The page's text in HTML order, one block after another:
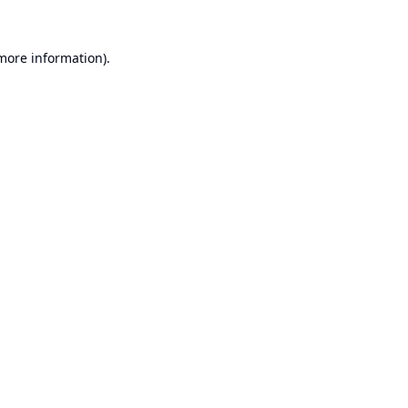
information).